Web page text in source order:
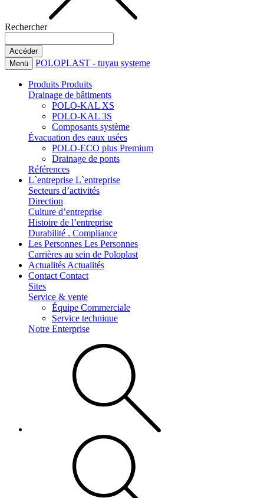
Rechercher
Menü POLOPLAST - tuyau systeme
Produits Produits
Drainage de bâtiments
POLO-KAL XS
POLO-KAL 3S
Composants système
Évacuation des eaux usées
POLO-ECO plus Premium
Drainage de ponts
Références
L`entreprise L`entreprise
Secteurs d’activités
Direction
Culture d’entreprise
Histoire de l’entreprise
Durabilité . Compliance
Les Personnes Les Personnes
Carrières au sein de Poloplast
Actualités Actualités
Contact Contact
Sites
Service & vente
Équipe Commerciale
Service technique
Notre Enterprise